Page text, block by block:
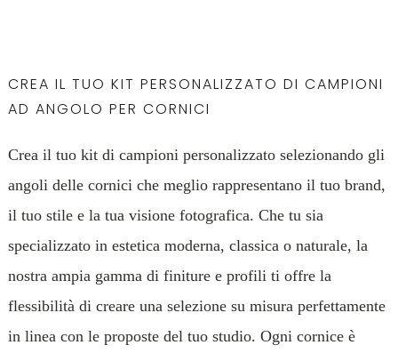
CREA IL TUO KIT PERSONALIZZATO DI CAMPIONI
AD ANGOLO PER CORNICI
Crea il tuo kit di campioni personalizzato selezionando gli
angoli delle cornici che meglio rappresentano il tuo brand,
il tuo stile e la tua visione fotografica. Che tu sia
specializzato in estetica moderna, classica o naturale, la
nostra ampia gamma di finiture e profili ti offre la
flessibilità di creare una selezione su misura perfettamente
in linea con le proposte del tuo studio. Ogni cornice è